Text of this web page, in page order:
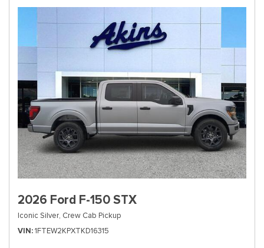
2026 Ford F-150 STX
Iconic Silver, Crew Cab Pickup
VIN 1FTEW2KPXTKD16315